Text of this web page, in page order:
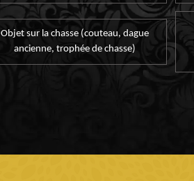
Objet sur la chasse (couteau, dague
ancienne, trophée de chasse)